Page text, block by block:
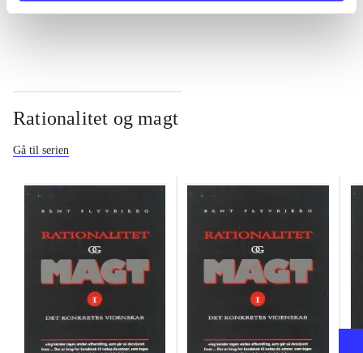
Rationalitet og magt
Gå til serien